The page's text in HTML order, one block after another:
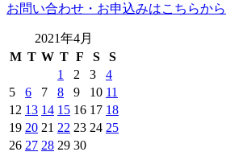
お問い合わせ・お申込みはこちらから
2021年4月
M T W T F S
S
1
2 3
4
5
6 7 8 9 10 11
12 13 14 15 16 17 18
19 20 21 22 23 24 25
26 27 28 29 30